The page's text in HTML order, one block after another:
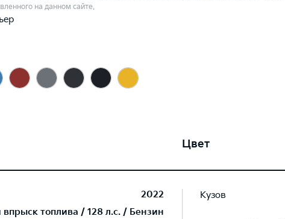
на данном сайте.
2022
топлива / 128 л.с. / Бензин
Цвет
Кузов